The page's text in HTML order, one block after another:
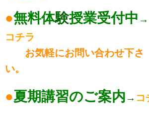
●無料体験授業受付中 →
コチラ
お気軽にお問い合わせ下さ
い。
●夏期講習のご案内 → コ